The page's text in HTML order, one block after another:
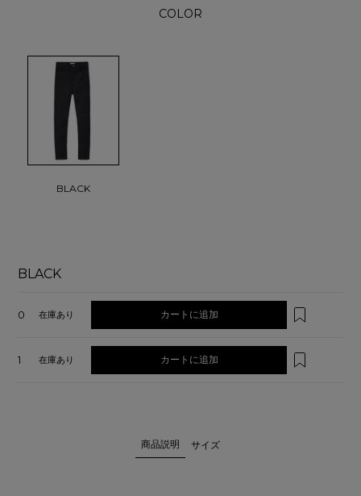
COLOR
BLACK
BLACK
0 在庫あり カートに追加
1 在庫あり カートに追加
商品説明 サイズ